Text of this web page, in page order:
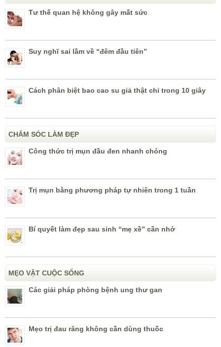
Tư thế quan hệ không gây mất sức
Suy nghĩ sai lầm về “đêm đầu tiên”
Cách phân biệt bao cao su giả thật chỉ trong 10 giây
CHĂM SÓC LÀM ĐẸP
Công thức trị mụn đầu đen nhanh chóng
Trị mụn bằng phương pháp tự nhiên trong 1 tuần
Bí quyết làm đẹp sau sinh “mẹ xề” cần nhớ
MẸO VẶT CUỘC SỐNG
Các giải pháp phòng bệnh ung thư gan
Mẹo trị đau răng không cần dùng thuốc